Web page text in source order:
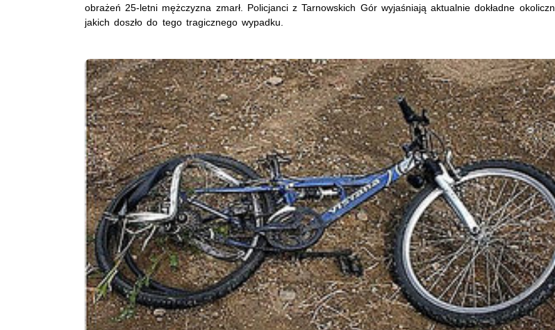
obrażeń 25-letni mężczyzna zmarł. Policjanci z Tarnowskich Gór wyjaśniają aktualnie dokładne
jakich doszło do tego tragicznego wypadku.